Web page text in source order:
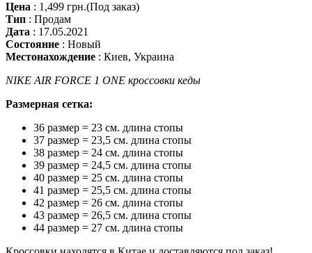
Цена : 1,499 грн.(Под заказ)
Тип : Продам
Дата : 17.05.2021
Состояние : Новый
Местонахождение : Киев, Украина
NIKE AIR FORCE 1 ONE кроссовки кеды
Размерная сетка:
36 размер = 23 см. длина стопы
37 размер = 23,5 см. длина стопы
38 размер = 24 см. длина стопы
39 размер = 24,5 см. длина стопы
40 размер = 25 см. длина стопы
41 размер = 25,5 см. длина стопы
42 размер = 26 см. длина стопы
43 размер = 26,5 см. длина стопы
44 размер = 27 см. длина стопы